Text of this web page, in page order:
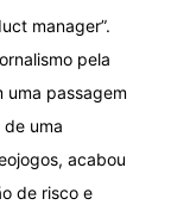
manager”.
pela
uma passagem
uma
acabou
de risco e